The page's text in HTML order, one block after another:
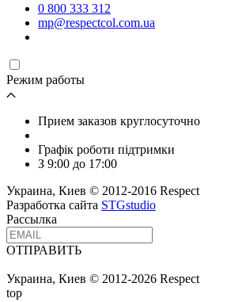
0 800 333 312
mp@respectcol.com.ua
Режим работы
Прием заказов круглосуточно
Графік роботи підтримки
З 9:00 до 17:00
Украина, Киев © 2012-2016 Respect
Разработка сайта STGstudio
Рассылка
ОТПРАВИТЬ
Украина, Киев © 2012-2026 Respect
top